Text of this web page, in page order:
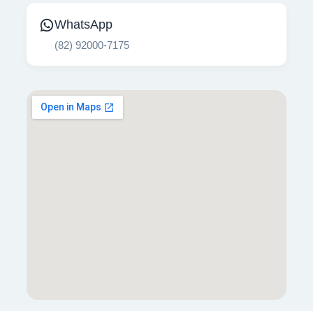
WhatsApp
(82) 92000-7175